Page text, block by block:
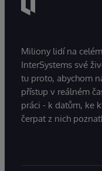
společnosti, aby
Miliony lidí na
InterSystems své
tu proto, abychom
přístup v reálném
práci - k datům, ke
čerpat z nich